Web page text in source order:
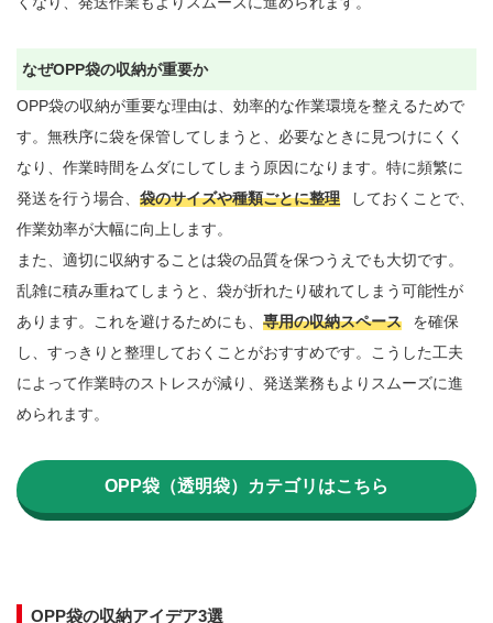
なぜOPP袋の収納が重要か
OPP袋の収納が重要な理由は、効率的な作業環境を整えるためで
す。無秩序に袋を保管してしまうと、必要なときに見つけにくく
なり、作業時間をムダにしてしまう原因になります。特に頻繁に
発送を行う場合、 袋のサイズや種類ごとに整理
しておくことで、
作業効率が大幅に向上します。
また、適切に収納することは袋の品質を保つうえでも大切です。
乱雑に積み重ねてしまうと、袋が折れたり破れてしまう可能性が
あります。これを避けるためにも、 専用の収納スペース
を確保
し、すっきりと整理しておくことがおすすめです。こうした工夫
によって作業時のストレスが減り、発送業務もよりスムーズに進
められます。
OPP袋（透明袋）カテゴリはこちら
OPP袋の収納アイデア3選